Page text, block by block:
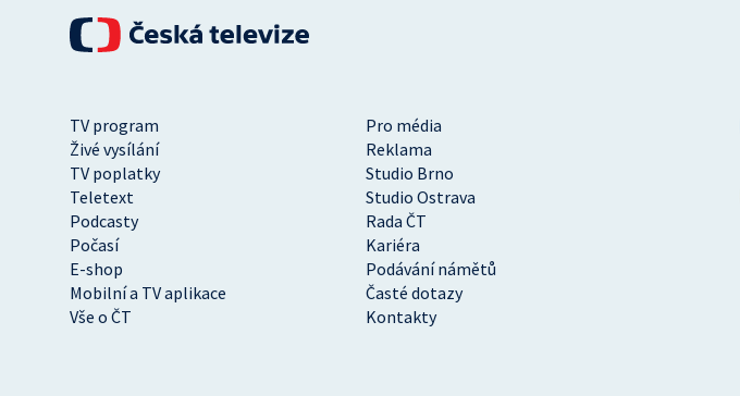
TV program
Pro média
Živé vysílání
Reklama
TV poplatky
Studio Brno
Teletext
Studio Ostrava
Podcasty
Rada ČT
Počasí
Kariéra
E-shop
Podávání námětů
Mobilní a TV aplikace
Časté dotazy
Vše o ČT
Kontakty